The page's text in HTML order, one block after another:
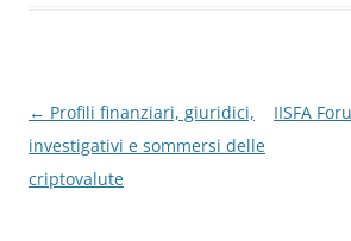
Navigazione
articolo
← Profili finanziari, giuridici,
investigativi e sommersi delle
criptovalute
IISFA